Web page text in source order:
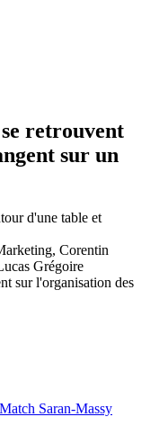
retrouvent
sur un
d'une table et
Corentin
Grégoire
sur l'organisation des
Saran-Massy